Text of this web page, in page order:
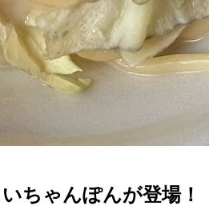
ちゃんぽんが登場！